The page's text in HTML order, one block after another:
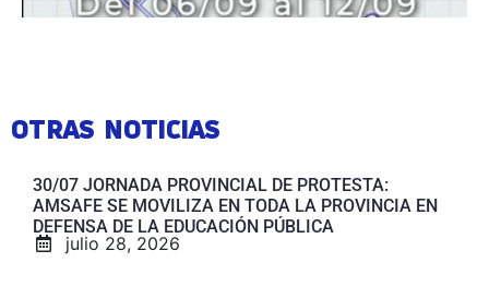
OTRAS NOTICIAS
30/07 JORNADA PROVINCIAL DE PROTESTA:
AMSAFE SE MOVILIZA EN TODA LA PROVINCIA EN
DEFENSA DE LA EDUCACIÓN PÚBLICA
julio 28, 2026